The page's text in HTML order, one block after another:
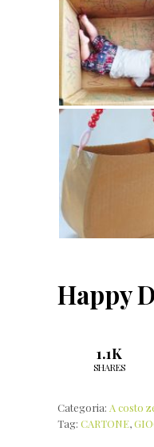
Happy
1.1K
SHARES
Categoria: A costo
Tag: CARTONE,